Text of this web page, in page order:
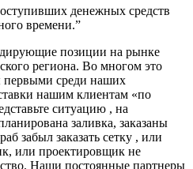
денежных средств
времени.”
позиции на рынке
региона. Во многом это
первыми среди наших
нашим клиентам «по
ситуацию , на
заливка, заказаны
забыл заказать сетку , или
или проектировщик не
Наши постоянные партнеры